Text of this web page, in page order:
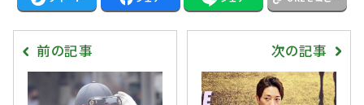
前の記事 次の記事